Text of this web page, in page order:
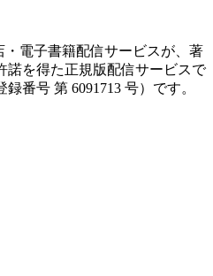
電子書籍配信サービスが、著
諾を得た正規版配信サービスで
番号 第 6091713 号）です。